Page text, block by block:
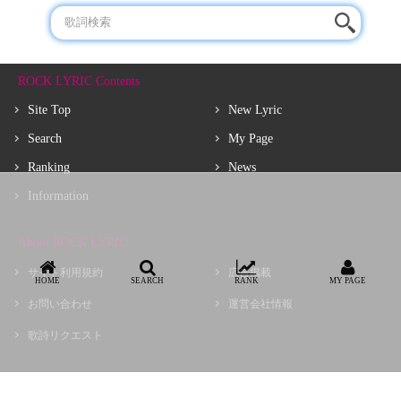
ROCK LYRIC Contents
Site Top
Search
Ranking
Information
New Lyric
My Page
News
About ROCK LYRIC
サイト利用規約
お問い合わせ
歌詩リクエスト
広告掲載
運営会社情報
HOME SEARCH RANK MY PAGE